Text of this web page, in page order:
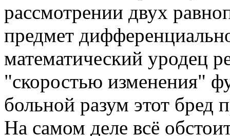
рассмотрении двух
предмет
математический уродец
"скоростью изменения"
больной разум этот
На самом деле всё